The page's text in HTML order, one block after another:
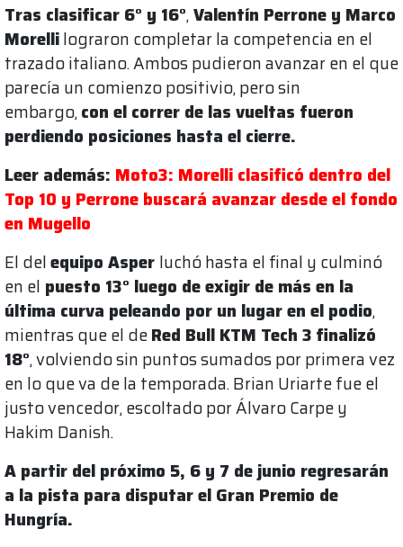
Tras clasificar 6° y 16°,Valentín Perrone y Marco
Morellilograron completar la competencia en el
trazado italiano. Ambos pudieron avanzar en el que
parecía un comienzo positivio, pero sin
embargo,con el correr de las vueltas fueron
perdiendo posiciones hasta el cierre.
Leer además: Moto3: Morelli clasificó dentro del
Top 10 y Perrone buscará avanzar desde el fondo
en Mugello
El delequipo Asper luchó hasta el final y culminó
en el puesto 13° luego de exigir de más en la
última curva peleando por un lugar en el podio,
mientras que el deRed Bull KTM Tech 3 finalizó
18°, volviendo sin puntos sumados por primera vez
en lo que va de la temporada. Brian Uriarte fue el
justo vencedor, escoltado por Álvaro Carpe y
Hakim Danish.
A partir del próximo 5, 6 y 7 de junio regresarán
a la pista para disputar el Gran Premio de
Hungría.